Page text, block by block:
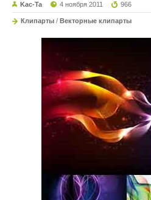
Kac-Ta 4 ноября 2011 966
Клипарты / Векторные клипарты